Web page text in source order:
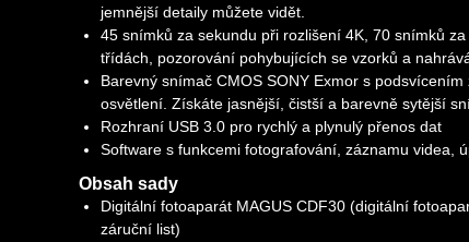
jemnější detaily můžete vidět.
45 snímků za sekundu při rozlišení 4K, 70 snímků
třídách, pozorování pohybujících se vzorků a
Barevný snímač CMOS SONY Exmor s
osvětlení. Získáte jasnější, čistší a barevně sytější
Rozhraní USB 3.0 pro rychlý a plynulý přenos dat
Software s funkcemi fotografování, záznamu videa,
Obsah sady
Digitální fotoaparát MAGUS CDF30 (digitální
záruční list)